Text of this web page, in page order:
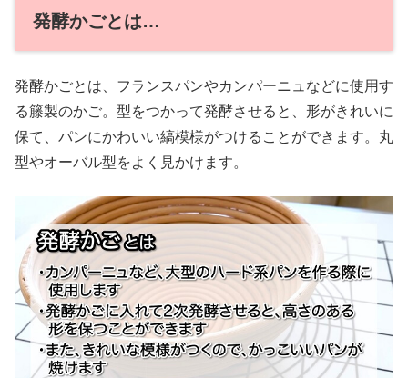
発酵かごとは…
発酵かごとは、フランスパンやカンパーニュなどに使用す
る籐製のかご。型をつかって発酵させると、形がきれいに
保て、パンにかわいい縞模様がつけることができます。丸
型やオーバル型をよく見かけます。